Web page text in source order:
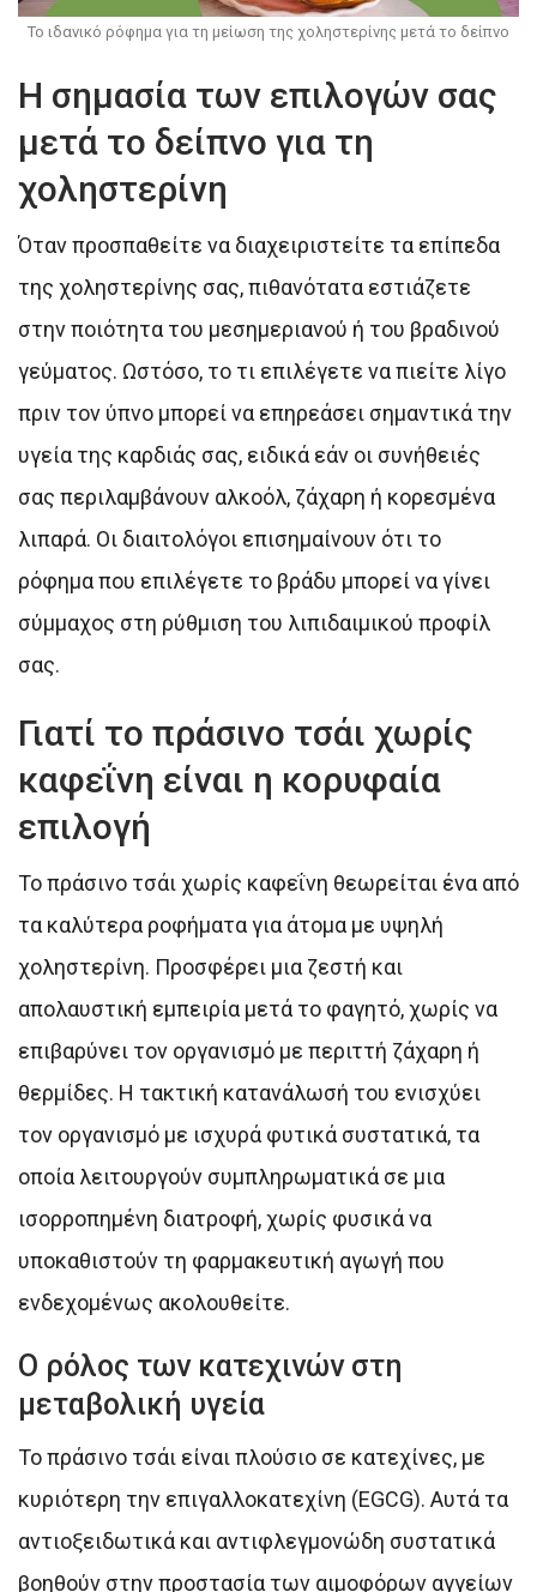
Το ιδανικό ρόφημα για τη μείωση της χοληστερίνης μετά το δείπνο
Η σημασία των επιλογών σας
μετά το δείπνο για τη
χοληστερίνη
Όταν προσπαθείτε να διαχειριστείτε τα επίπεδα
της χοληστερίνης σας, πιθανότατα εστιάζετε
στην ποιότητα του μεσημεριανού ή του βραδινού
γεύματος. Ωστόσο, το τι επιλέγετε να πιείτε λίγο
πριν τον ύπνο μπορεί να επηρεάσει σημαντικά την
υγεία της καρδιάς σας, ειδικά εάν οι συνήθειές
σας περιλαμβάνουν αλκοόλ, ζάχαρη ή κορεσμένα
λιπαρά. Οι διαιτολόγοι επισημαίνουν ότι το
ρόφημα που επιλέγετε το βράδυ μπορεί να γίνει
σύμμαχος στη ρύθμιση του λιπιδαιμικού προφίλ
σας.
Γιατί το πράσινο τσάι χωρίς
καφεΐνη είναι η κορυφαία
επιλογή
Το πράσινο τσάι χωρίς καφεΐνη θεωρείται ένα από
τα καλύτερα ροφήματα για άτομα με υψηλή
χοληστερίνη. Προσφέρει μια ζεστή και
απολαυστική εμπειρία μετά το φαγητό, χωρίς να
επιβαρύνει τον οργανισμό με περιττή ζάχαρη ή
θερμίδες. Η τακτική κατανάλωσή του ενισχύει
τον οργανισμό με ισχυρά φυτικά συστατικά, τα
οποία λειτουργούν συμπληρωματικά σε μια
ισορροπημένη διατροφή, χωρίς φυσικά να
υποκαθιστούν τη φαρμακευτική αγωγή που
ενδεχομένως ακολουθείτε.
Ο ρόλος των κατεχινών στη
μεταβολική υγεία
Το πράσινο τσάι είναι πλούσιο σε κατεχίνες, με
κυριότερη την επιγαλλοκατεχίνη (EGCG). Αυτά τα
αντιοξειδωτικά και αντιφλεγμονώδη συστατικά
βοηθούν στην προστασία των αιμοφόρων αγγείων